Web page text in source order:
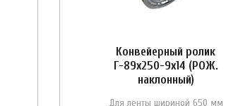
Конвейерный ролик
Г-89х250-9х14 (РОЖ.
наклонный)
Для ленты шириной 650 мм